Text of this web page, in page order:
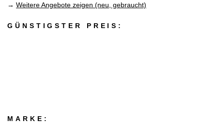
→ Weitere Angebote zeigen (neu, gebraucht)
GÜNSTIGSTER PREIS:
MARKE: